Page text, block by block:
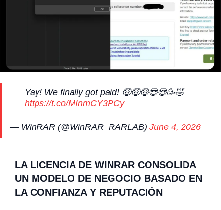
Yay! We finally got paid! 🤑🤑🤑😎😍🥳🤣
https://t.co/MInmCY3PCy
— WinRAR (@WinRAR_RARLAB) June 4, 2026
LA LICENCIA DE WINRAR CONSOLIDA
UN MODELO DE NEGOCIO BASADO EN
LA CONFIANZA Y REPUTACIÓN